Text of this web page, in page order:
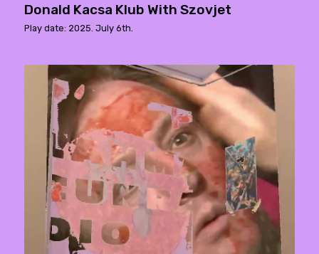
Donald Kacsa Klub With Szovjet
Play date: 2025. July 6th.